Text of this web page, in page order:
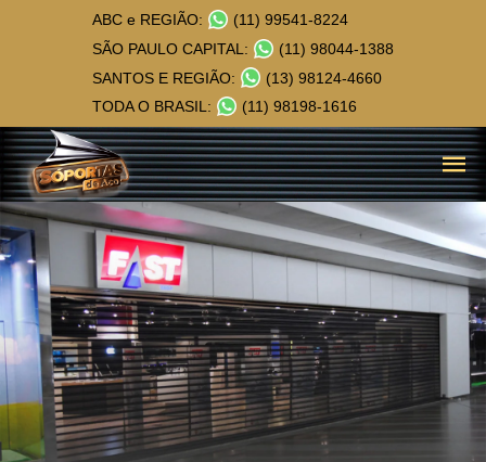
ABC e REGIÃO:
(11) 99541-8224
SÃO PAULO CAPITAL:
(11) 98044-1388
SANTOS E REGIÃO:
(13) 98124-4660
TODA O BRASIL:
(11) 98198-1616